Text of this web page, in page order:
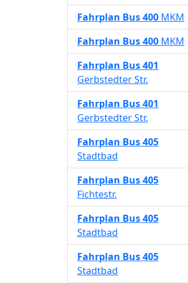
Fahrplan Bus 400 MKM
Fahrplan Bus 400 MKM
Fahrplan Bus 401
Gerbstedter Str.
Fahrplan Bus 401
Gerbstedter Str.
Fahrplan Bus 405
Stadtbad
Fahrplan Bus 405
Fichtestr.
Fahrplan Bus 405
Stadtbad
Fahrplan Bus 405
Stadtbad